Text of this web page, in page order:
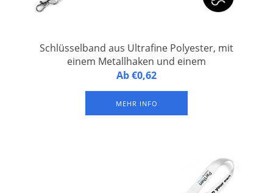
Schlüsselband aus Ultrafine Polyester, mit
einem Metallhaken und einem
Sicherheitsverschluss
Personalisiertes Schlüsselband aus ultrafeinem Polyester,
Sicherheitsverschluss. Vollfarbdruck auf beiden Seiten.
Ab €0,62
MEHR INFO